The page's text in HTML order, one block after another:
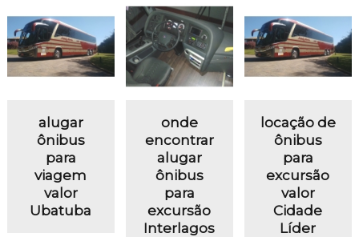
alugar
ônibus
para
viagem
valor
Ubatuba
onde
encontrar
alugar
ônibus
para
excursão
Interlagos
locação de
ônibus
para
excursão
valor
Cidade
Líder